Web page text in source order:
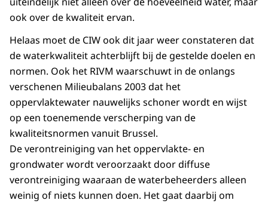
ook over de kwaliteit ervan.
Helaas moet de CIW ook dit jaar weer constateren dat
de waterkwaliteit achterblijft bij de gestelde doelen en
normen. Ook het RIVM waarschuwt in de onlangs
verschenen Milieubalans 2003 dat het
oppervlaktewater nauwelijks schoner wordt en wijst
op een toenemende verscherping van de
kwaliteitsnormen vanuit Brussel.
De verontreiniging van het oppervlakte- en
grondwater wordt veroorzaakt door diffuse
verontreiniging waaraan de waterbeheerders alleen
weinig of niets kunnen doen. Het gaat daarbij om